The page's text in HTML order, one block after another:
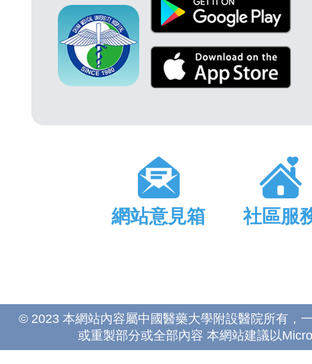
網站意見箱 社區服
© 2023 本網站內容屬中國醫藥大學附設醫院所有，
或重製部分或全部內容 本網站建議以